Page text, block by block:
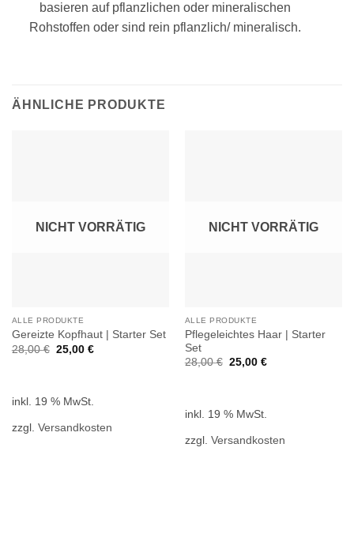
basieren auf pflanzlichen oder mineralischen
Rohstoffen oder sind rein pflanzlich/ mineralisch.
ÄHNLICHE PRODUKTE
NICHT VORRÄTIG
ALLE PRODUKTE
Gereizte Kopfhaut | Starter Set
28,00€ Ursprünglicher
Preis
25,00 €Aktueller
inkl. 19 % MwSt.
zzgl. Versandkosten
NICHT VORRÄTIG
ALLE PRODUKTE
Pflegeleichtes Haar | Starter
Set
28,00€ Ursprünglicher
25,00 €Aktueller
inkl. 19 % MwSt.
zzgl. Versandkosten